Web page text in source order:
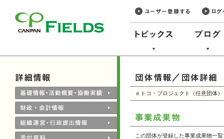
ｅトコ・プロジェクト（任意団体）
この団体が登録した事業成果物一